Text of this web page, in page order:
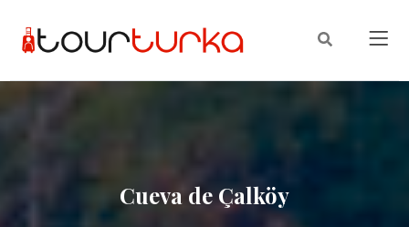
Cueva de Çalköy